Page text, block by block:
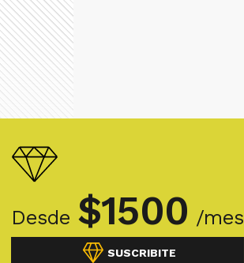
Desde $1500 /mes
SUSCRIBITE